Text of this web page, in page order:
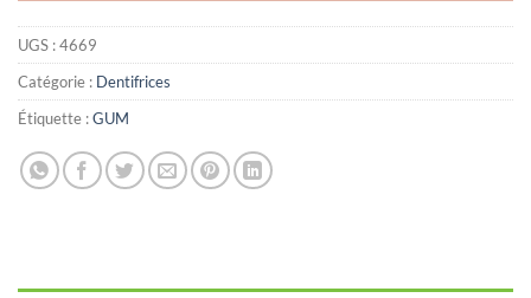
UGS :4669
Catégorie : Dentifrices
Étiquette :GUM